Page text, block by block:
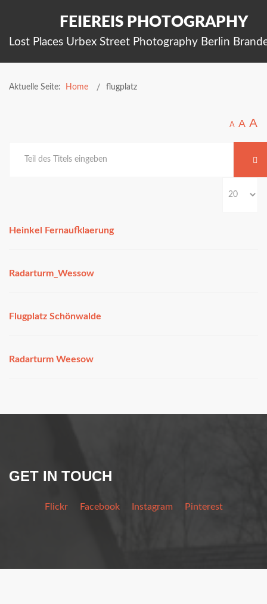
FEIEREIS PHOTOGRAPHY
Lost Places Urbex Street Photography Berlin
Aktuelle Seite: Home flugplatz
A A A
Heinkel Fernaufklaerung
Radarturm_Wessow
Flugplatz Schönwalde
Radarturm Weesow
GET IN TOUCH
Flickr Facebook Instagram Pinterest